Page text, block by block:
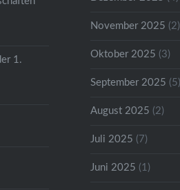
1.
November 2025 (2)
Oktober 2025 (3)
September 2025 (5)
August 2025 (2)
Juli 2025 (7)
Juni 2025 (1)